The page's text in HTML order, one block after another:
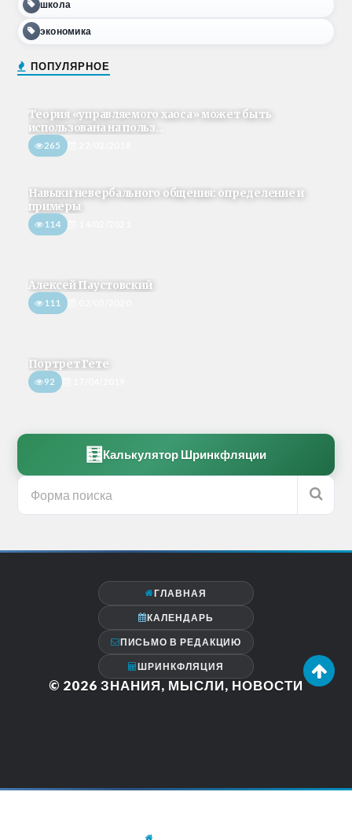
школа
экономика
ПОПУЛЯРНОЕ
Теория «управляемого хаоса» может быть
использована на польз...
265
Навыки невербального общения: определение и
примеры
114
Алексей Паустовский
111
Портрет Гете
92
🧮 Калькулятор Шринкфляции
ГЛАВНАЯ
КАЛЕНДАРЬ
ПИСЬМО В РЕДАКЦИЮ
ШРИНКФЛЯЦИЯ
© 2026 ЗНАНИЯ, МЫСЛИ, НОВОСТИ